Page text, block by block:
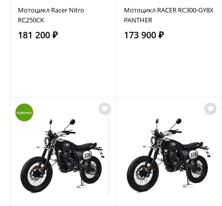
Мотоцикл Racer Nitro
RC250CK
181 200 ₽
Мотоцикл RACER RC300-GY8Х
PANTHER
173 900 ₽
НОВИНКА